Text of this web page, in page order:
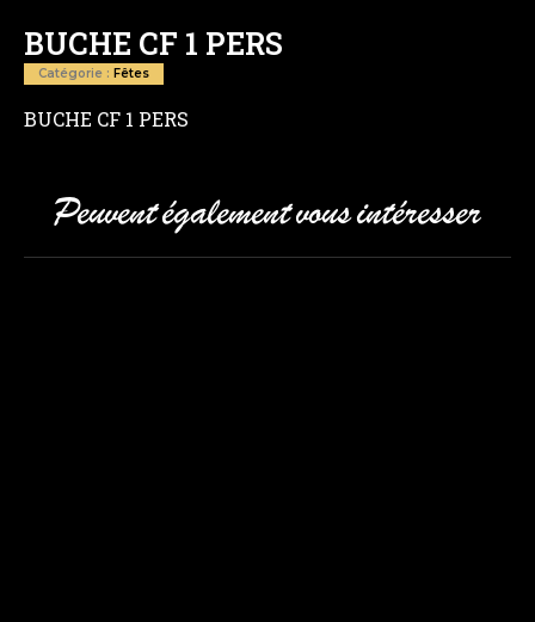
BUCHE CF 1 PERS
Catégorie : Fêtes
BUCHE CF 1 PERS
Peuvent également vous intéresser